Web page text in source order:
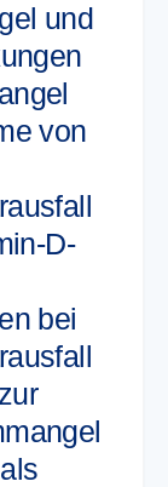
und
von
D-
bei